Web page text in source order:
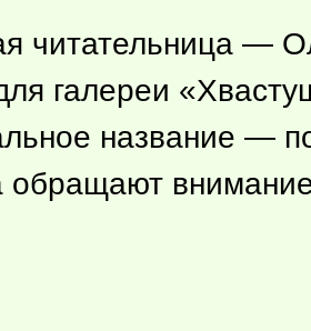
читательница —
галереи
название —
обращают